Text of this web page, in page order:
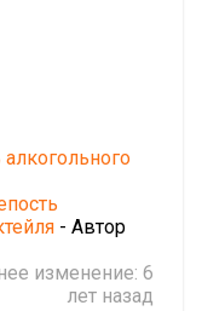
алкогольного
- Автор
изменение: 6
лет назад